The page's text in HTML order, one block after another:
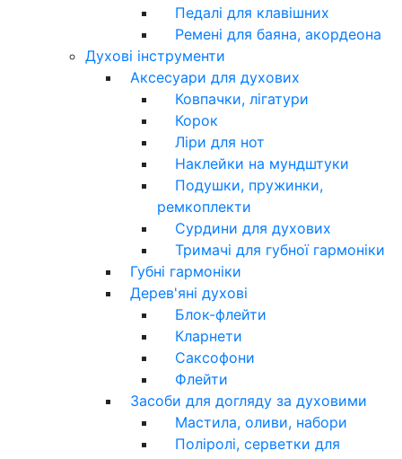
Педалі для клавішних
Ремені для баяна, акордеона
Духові інструменти
Аксесуари для духових
Ковпачки, лігатури
Корок
Ліри для нот
Наклейки на мундштуки
Подушки, пружинки,
ремкоплекти
Сурдини для духових
Тримачі для губної гармоніки
Губні гармоніки
Дерев'яні духові
Блок-флейти
Кларнети
Саксофони
Флейти
Засоби для догляду за духовими
Мастила, оливи, набори
Поліролі, серветки для